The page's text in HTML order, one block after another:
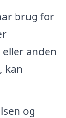
brug for
anden
kan
og